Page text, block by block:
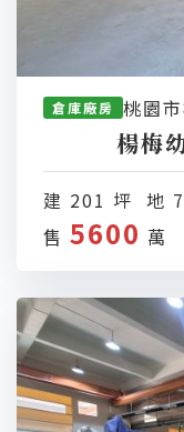
倉庫廠房 桃園
楊梅
建 201 坪 地
售 5600 萬